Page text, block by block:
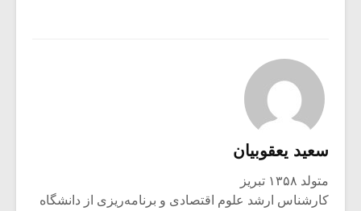
سعید یعقوبیان
متولد ۱۳۵۸ تبریز
کارشناس ارشد علوم اقتصادی و برنامه‌ریزی از دانشگاه